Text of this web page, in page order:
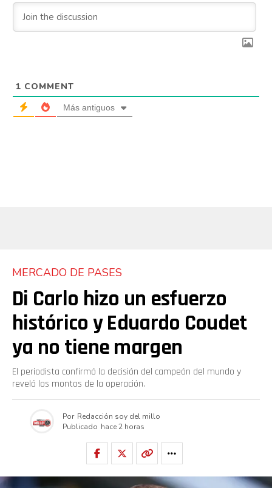
1 COMMENT
Más antiguos
MERCADO DE PASES
Di Carlo hizo un esfuerzo
histórico y Eduardo Coudet
ya no tiene margen
El periodista confirmó la decisión del campeón del mundo y
reveló los montos de la operación.
Por Redacción soy del millo
Publicado hace 2 horas